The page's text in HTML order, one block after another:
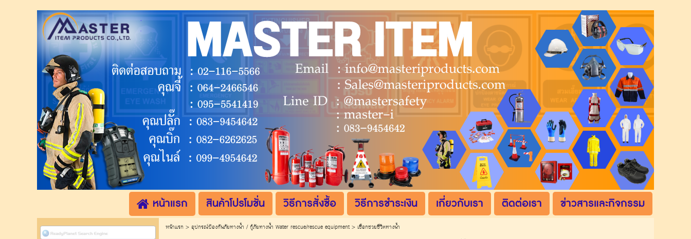
.
.
หน้าแรก สินค้าโปรโมชั่น วิธีการสั่งซื้อ วิธีการชำระเงิน เกี่ยวกับเรา ติดต่อเรา ข่าวสารและกิจกรรม
หน้าแรก> อุปกรณ์ป้องกันภัยทางน้ำ / กู้ภัยทางน้ำ Water rescue/rescue equipment> เชือกช่วยชีวิตทางน้ำ